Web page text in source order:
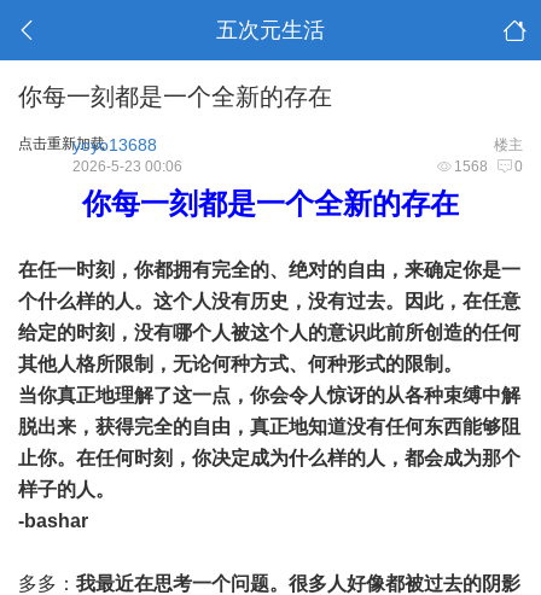
五次元生活
你每一刻都是一个全新的存在
点击重新加载 楼主
yoyo13688
1568 0
2026-5-23 00:06
你每一刻都是一个全新的存在
在任一时刻，你都拥有完全的、绝对的自由，来确定你是一
个什么样的人。这个人没有历史，没有过去。因此，在任意
给定的时刻，没有哪个人被这个人的意识此前所创造的任何
其他人格所限制，无论何种方式、何种形式的限制。
当你真正地理解了这一点，你会令人惊讶的从各种束缚中解
脱出来，获得完全的自由，真正地知道没有任何东西能够阻
止你。在任何时刻，你决定成为什么样的人，都会成为那个
样子的人。
-bashar
多多： 我最近在思考一个问题。很多人好像都被过去的阴影